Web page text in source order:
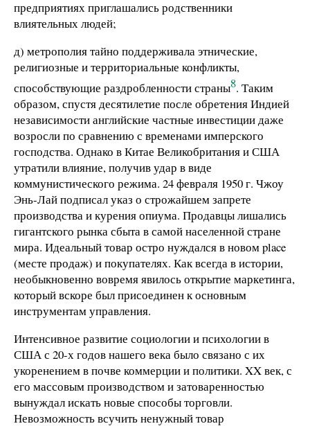
предприятиях приглашались родственники
влиятельных людей;
д) метрополия тайно поддерживала этнические,
религиозные и территориальные конфликты,
способствующие раздробленности страны8. Таким
образом, спустя десятилетие после обретения Индией
независимости английские частные инвестиции даже
возросли по сравнению с временами имперского
господства. Однако в Китае Великобритания и США
утратили влияние, получив удар в виде
коммунистического режима. 24 февраля 1950 г. Чжоу
Энь-Лай подписал указ о строжайшем запрете
производства и курения опиума. Продавцы лишались
гигантского рынка сбыта в самой населенной стране
мира. Идеальный товар остро нуждался в новом place
(месте продаж) и покупателях. Как всегда в истории,
необыкновенно вовремя явилось открытие маркетинга,
который вскоре был присоединен к основным
инструментам управления.
Интенсивное развитие социологии и психологии в
США с 20-х годов нашего века было связано с их
укоренением в почве коммерции и политики. XX век, с
его массовым производством и затоваренностью
вынуждал искать новые способы торговли.
Невозможность всучить ненужный товар